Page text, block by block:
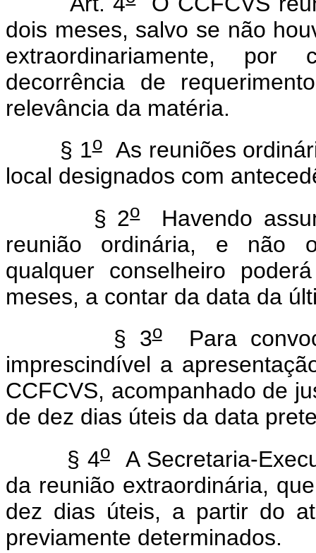
dois meses, salvo se não
extraordinariamente, por
decorrência de
relevância da matéria.
§ 1oAs reuniões
local designados com
§ 2oHavendo
reunião ordinária, e não
qualquer conselheiro
meses, a contar da data da
§ 3oPara
imprescindível a
CCFCVS, acompanhado de
de dez dias úteis da data
§ 4oA Secretaria-
da reunião extraordinária,
dez dias úteis, a partir do
previamente determinados.